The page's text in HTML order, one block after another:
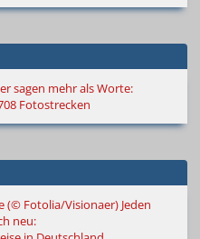
sagen mehr als Worte:
Fotostrecken
Jeden
neu: